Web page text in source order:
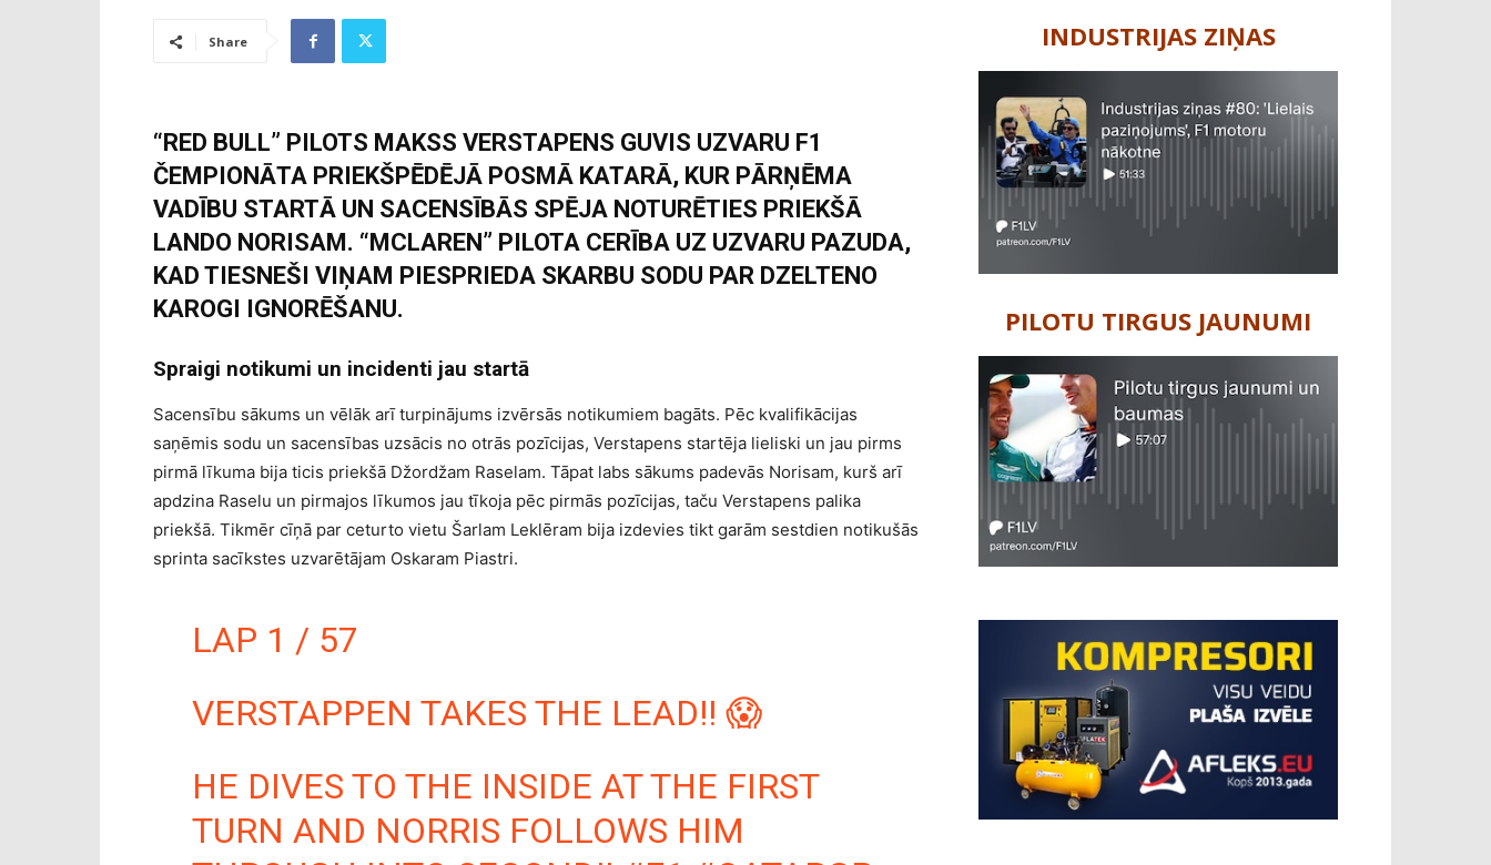
Share
“RED BULL” PILOTS MAKSS VERSTAPENS GUVIS UZVARU F1
ČEMPIONĀTA PRIEKŠPĒDĒJĀ POSMĀ KATARĀ, KUR PĀRŅĒMA
VADĪBU STARTĀ UN SACENSĪBĀS SPĒJA NOTURĒTIES PRIEKŠĀ
LANDO NORISAM. “MCLAREN” PILOTA CERĪBA UZ UZVARU PAZUDA,
KAD TIESNEŠI VIŅAM PIESPRIEDA SKARBU SODU PAR DZELTENO
KAROGI IGNORĒŠANU.
Spraigi notikumi un incidenti jau startā
Sacensību sākums un vēlāk arī turpinājums izvērsās notikumiem bagāts. Pēc kvalifikācijas
saņēmis sodu un sacensības uzsācis no otrās pozīcijas, Verstapens startēja lieliski un jau pirms
pirmā līkuma bija ticis priekšā Džordžam Raselam. Tāpat labs sākums padevās Norisam, kurš arī
apdzina Raselu un pirmajos līkumos jau tīkoja pēc pirmās pozīcijas, taču Verstapens palika
priekšā. Tikmēr cīņā par ceturto vietu Šarlam Leklēram bija izdevies tikt garām sestdien notikušās
sprinta sacīkstes uzvarētājam Oskaram Piastri.
LAP 1 / 57
VERSTAPPEN TAKES THE LEAD!! 😱
HE DIVES TO THE INSIDE AT THE FIRST
TURN AND NORRIS FOLLOWS HIM
INDUSTRIJAS ZIŅAS
PILOTU TIRGUS JAUNUMI